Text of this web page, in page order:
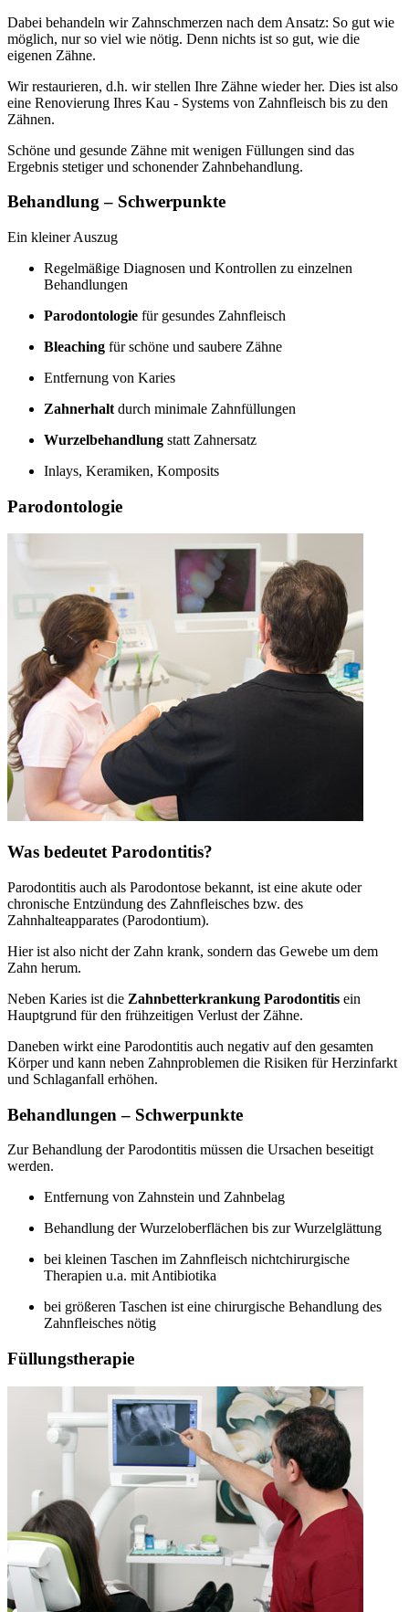
Dabei behandeln wir Zahnschmerzen nach dem Ansatz: So gut wie
möglich, nur so viel wie nötig. Denn nichts ist so gut, wie die
eigenen Zähne.
Wir restaurieren, d.h. wir stellen Ihre Zähne wieder her. Dies ist also
eine Renovierung Ihres Kau - Systems von Zahnfleisch bis zu den
Zähnen.
Schöne und gesunde Zähne mit wenigen Füllungen sind das
Ergebnis stetiger und schonender Zahnbehandlung.
Behandlung – Schwerpunkte
Ein kleiner Auszug
Regelmäßige Diagnosen und Kontrollen zu einzelnen
Behandlungen
Parodontologie für gesundes Zahnfleisch
Bleaching für schöne und saubere Zähne
Entfernung von Karies
Zahnerhalt durch minimale Zahnfüllungen
Wurzelbehandlung statt Zahnersatz
Inlays, Keramiken, Komposits
Parodontologie
Was bedeutet Parodontitis?
Parodontitis auch als Parodontose bekannt, ist eine akute oder
chronische Entzündung des Zahnfleisches bzw. des
Zahnhalteapparates (Parodontium).
Hier ist also nicht der Zahn krank, sondern das Gewebe um dem
Zahn herum.
Neben Karies ist die Zahnbetterkrankung Parodontitis ein
Hauptgrund für den frühzeitigen Verlust der Zähne.
Daneben wirkt eine Parodontitis auch negativ auf den gesamten
Körper und kann neben Zahnproblemen die Risiken für Herzinfarkt
und Schlaganfall erhöhen.
Behandlungen – Schwerpunkte
Zur Behandlung der Parodontitis müssen die Ursachen beseitigt
werden.
Entfernung von Zahnstein und Zahnbelag
Behandlung der Wurzeloberflächen bis zur Wurzelglättung
bei kleinen Taschen im Zahnfleisch nichtchirurgische
Therapien u.a. mit Antibiotika
bei größeren Taschen ist eine chirurgische Behandlung des
Zahnfleisches nötig
Füllungstherapie